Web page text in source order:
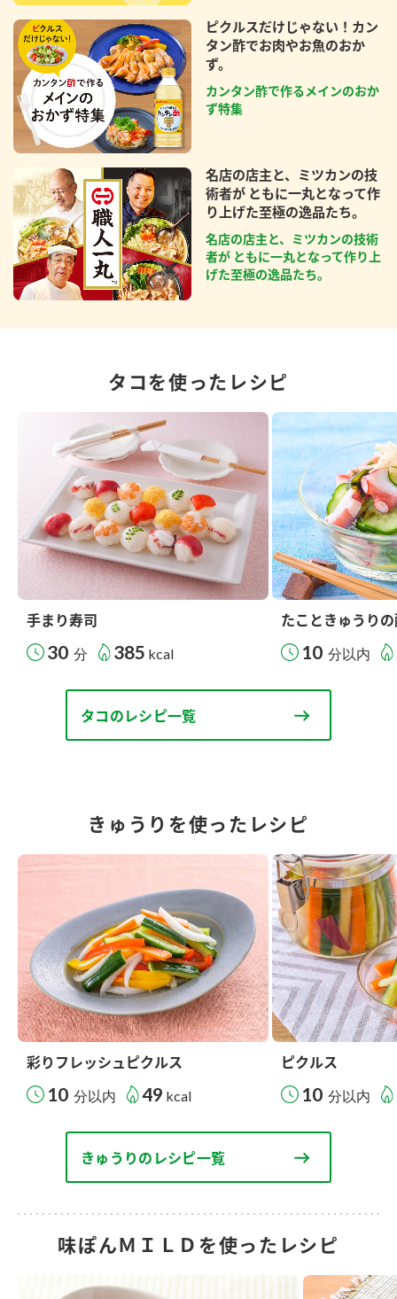
ピクルスだけじゃない！カン
タン酢でお肉やお魚のおか
ず。
カンタン酢で作るメインのおか
ず特集
名店の店主と、ミツカンの技
術者が ともに一丸となって作
り上げた至極の逸品たち。
名店の店主と、ミツカンの技術
者が ともに一丸となって作り上
げた至極の逸品たち。
タコを使ったレシピ
手まり寿司
30 分 385 kcal
たこときゅうり
10 分以内
タコのレシピ一覧
きゅうりを使ったレシピ
彩りフレッシュピクルス
10 分以内 49 kcal
ピクルス
10 分以内
きゅうりのレシピ一覧
味ぽんＭＩＬＤを使ったレシピ